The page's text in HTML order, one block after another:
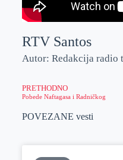
RTV Santos
Autor: Redakcija radio
PRETHODNO
Pobede Naftagasa i Radničkog
POVEZANE vesti